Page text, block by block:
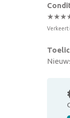
Verkeert